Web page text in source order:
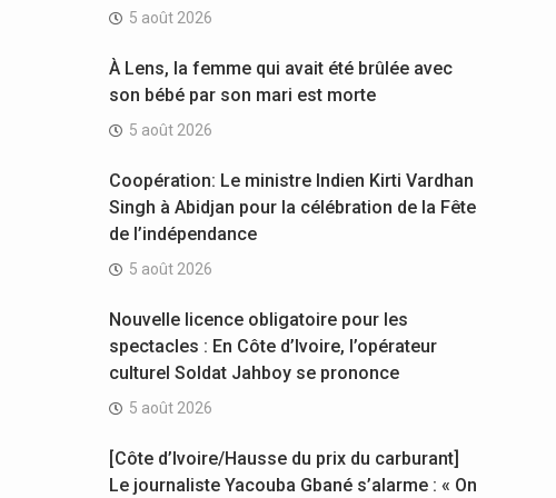
5 août 2026
À Lens, la femme qui avait été brûlée avec
son bébé par son mari est morte
5 août 2026
Coopération: Le ministre Indien Kirti Vardhan
Singh à Abidjan pour la célébration de la Fête
de l’indépendance
5 août 2026
Nouvelle licence obligatoire pour les
spectacles : En Côte d’Ivoire, l’opérateur
culturel Soldat Jahboy se prononce
5 août 2026
[Côte d’Ivoire/Hausse du prix du carburant]
Le journaliste Yacouba Gbané s’alarme : « On